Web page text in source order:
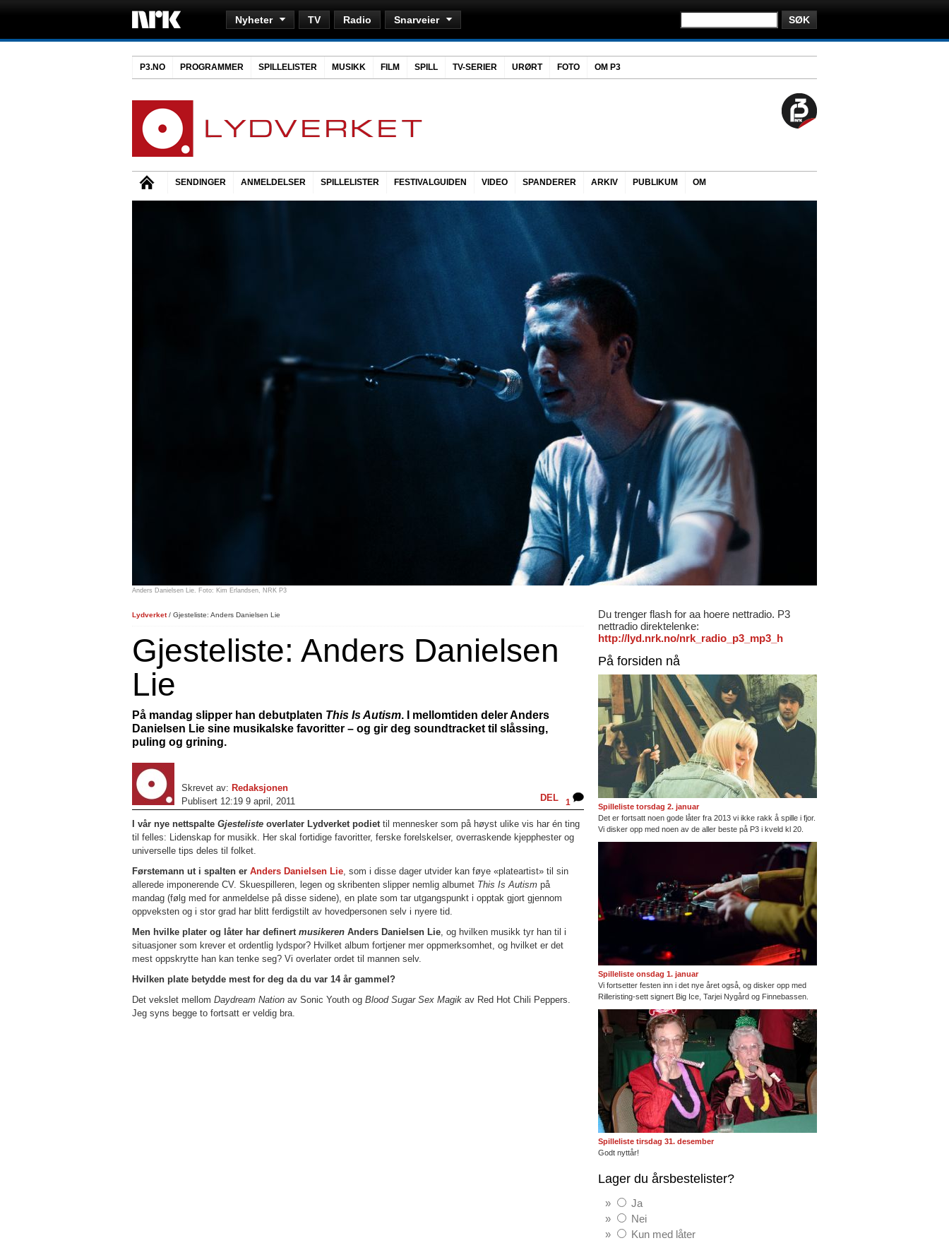
Nyheter TV Radio Snarveier
P3.NO PROGRAMMER SPILLELISTER MUSIKK FILM SPILL TV-SERIER URØRT FOTO OM P3
SENDINGER ANMELDELSER SPILLELISTER FESTIVALGUIDEN VIDEO SPANDERER ARKIV PUBLIKUM OM
Anders Danielsen Lie. Foto: Kim Erlandsen, NRK P3
Lydverket/ Gjesteliste: Anders Danielsen Lie
Gjesteliste: Anders Danielsen
Lie
På mandag slipper han debutplaten This Is Autism. I mellomtiden deler Anders
Danielsen Lie sine musikalske favoritter – og gir deg soundtracket til slåssing,
puling og grining.
Skrevet av: Redaksjonen
Publisert 12:19 9 april, 2011
DEL 1
I vår nye nettspalte Gjesteliste overlater Lydverket podiettil mennesker som på høyst ulike vis har én ting
til felles: Lidenskap for musikk. Her skal fortidige favoritter, ferske forelskelser, overraskende kjepphester og
universelle tips deles til folket.
Førstemann ut i spalten er Anders Danielsen Lie, som i disse dager utvider kan føye «plateartist» til sin
allerede imponerende CV. Skuespilleren, legen og skribenten slipper nemlig albumet This Is Autism på
mandag (følg med for anmeldelse på disse sidene), en plate som tar utgangspunkt i opptak gjort gjennom
oppveksten og i stor grad har blitt ferdigstilt av hovedpersonen selv i nyere tid.
Men hvilke plater og låter har definert musikeren Anders Danielsen Lie, og hvilken musikk tyr han til i
situasjoner som krever et ordentlig lydspor? Hvilket album fortjener mer oppmerksomhet, og hvilket er det
mest oppskrytte han kan tenke seg? Vi overlater ordet til mannen selv.
Hvilken plate betydde mest for deg da du var 14 år gammel?
Det vekslet mellom Daydream Nation av Sonic Youth og Blood Sugar Sex Magik av Red Hot Chili Peppers.
Jeg syns begge to fortsatt er veldig bra.
Du trenger flash for aa hoere nettradio. P3
nettradio direktelenke:
http://lyd.nrk.no/nrk_radio_p3_mp3_h
På forsiden nå
Spilleliste torsdag 2. januar
Det er fortsatt noen gode låter fra 2013 vi ikke rakk å spille i fjor.
Vi disker opp med noen av de aller beste på P3 i kveld kl 20.
Spilleliste onsdag 1. januar
Vi fortsetter festen inn i det nye året også, og disker opp med
Rilleristing-sett signert Big Ice, Tarjei Nygård og Finnebassen.
Spilleliste tirsdag 31. desember
Godt nyttår!
Lager du årsbestelister?
Ja
Nei
Kun med låter